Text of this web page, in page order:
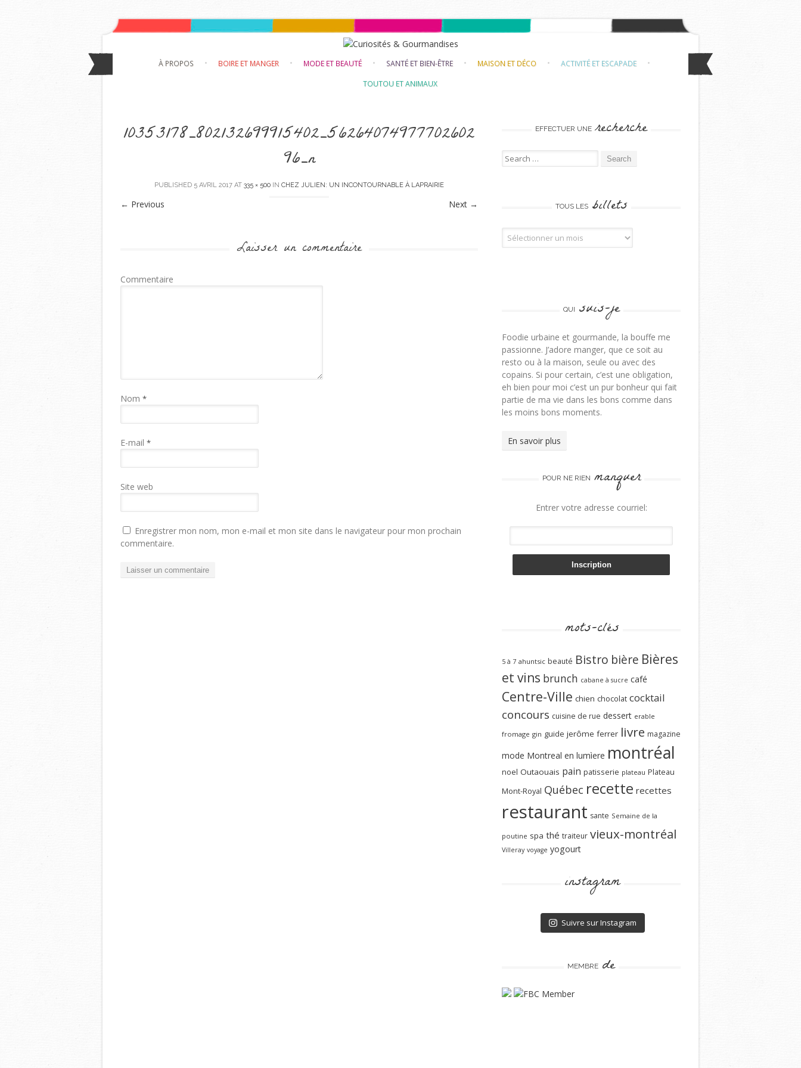
Skip to content
À PROPOS BOIRE ET MANGER MODE ET BEAUTÉ SANTÉ ET BIEN-ÊTRE MAISON ET DÉCO
ACTIVITÉ ET ESCAPADE
TOUTOU ET ANIMAUX
10353178_802132699915402_56264074977702602
96_n
PUBLISHED 5 AVRIL 2017 AT 335 × 500 IN CHEZ JULIEN: UN INCONTOURNABLE À LAPRAIRIE
← Previous Next →
Laisser un commentaire
Commentaire
Nom *
E-mail *
Site web
Enregistrer mon nom, mon e-mail et mon site dans le navigateur pour mon prochain
commentaire.
EFFECTUER UNE recherche
Search for:
TOUS LES billets
Tous les billets
QUI suis-je
Foodie urbaine et gourmande, la bouffe me
passionne. J’adore manger, que ce soit au
resto ou à la maison, seule ou avec des
copains. Si pour certain, c’est une obligation,
eh bien pour moi c’est un pur bonheur qui fait
partie de ma vie dans les bons comme dans
les moins bons moments.
En savoir plus
POUR NE RIEN manquer
Entrer votre adresse courriel:
mots-clés
5 à 7 ahuntsic beauté Bistro bière Bières
et vins brunch cabane à sucre café
Centre-Ville chien chocolat cocktail
concours cuisine de rue dessert erable
fromage gin guide jerôme ferrer livre magazine
mode Montreal en lumìere montréal
noel Outaouais pain patisserie plateau Plateau
Mont-Royal Québec recette recettes
restaurant sante Semaine de la
poutine spa thé traiteur vieux-montréal
Villeray voyage yogourt
instagram
Suivre sur Instagram
MEMBRE de